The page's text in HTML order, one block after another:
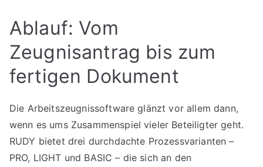
Ablauf: Vom
Zeugnisantrag bis zum
fertigen Dokument
Die Arbeitszeugnissoftware glänzt vor allem dann,
wenn es ums Zusammenspiel vieler Beteiligter geht.
RUDY bietet drei durchdachte Prozessvarianten –
PRO, LIGHT und BASIC – die sich an den